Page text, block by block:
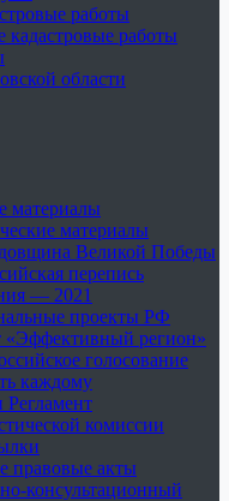
работы
кадастровые работы
области
материалы
материалы
Великой Победы
перепись
— 2021
проекты РФ
«Эффективный регион»
голосование
каждому
комиссии
правовые акты
консультационный